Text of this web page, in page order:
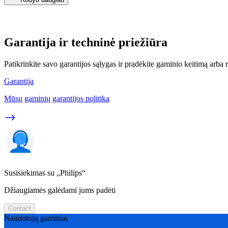
Garantija ir techninė priežiūra
Patikrinkite savo garantijos sąlygas ir pradėkite gaminio keitimą arba
Garantija
Mūsų gaminių garantijos politika
Susisiekimas su „Philips“
Džiaugiamės galėdami jums padėti
Contact
Naudotojų gaminiai